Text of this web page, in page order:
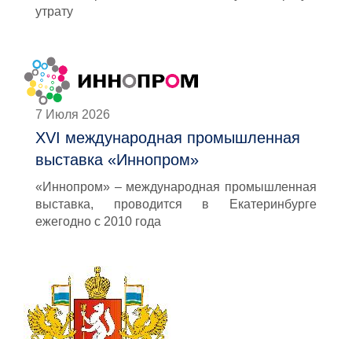
утрату
7 Июля 2026
XVI международная промышленная
выставка «Иннопром»
«Иннопром» – международная промышленная
выставка, проводится в Екатеринбурге
ежегодно с 2010 года